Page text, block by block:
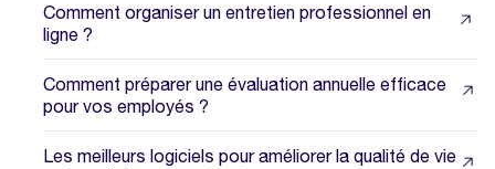
Comment organiser un entretien professionnel en
ligne ?
Comment préparer une évaluation annuelle efficace
pour vos employés ?
Les meilleurs logiciels pour améliorer la qualité de vie